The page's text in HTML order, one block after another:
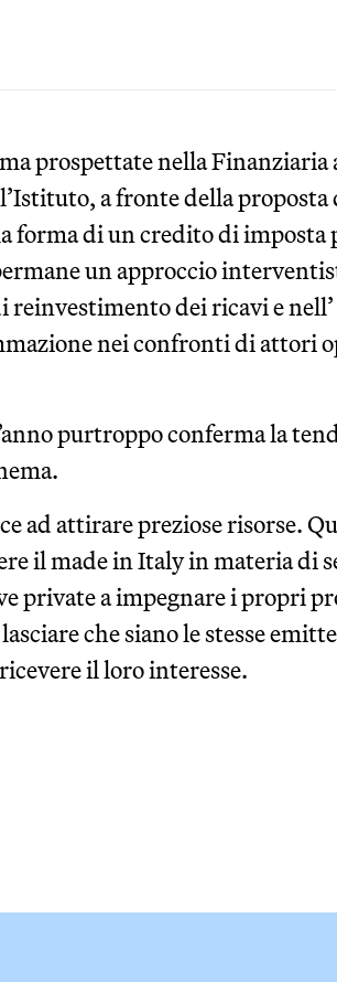
prospettate nella Finanziaria
a fronte della
forma di un credito di
un approccio
dei ricavi e
nei confronti di attori
purtroppo conferma la
ad attirare preziose risorse.
il made in Italy in materia di
private a impegnare i propri
che siano le stesse
il loro interesse.